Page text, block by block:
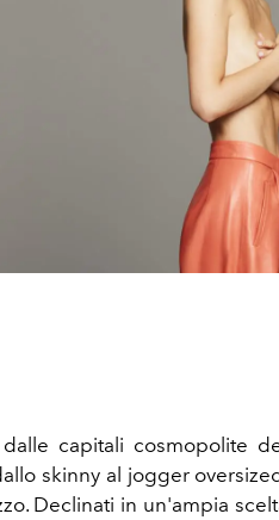
capitali cosmopolite
skinny al jogger
Declinati in un'ampia